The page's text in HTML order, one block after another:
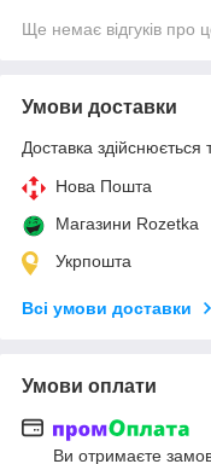
Ще немає відгуків про
Умови доставки
Доставка здійснюється
Нова Пошта
Магазини Rozetka
Укрпошта
Всі умови доставки
Умови оплати
Ви отримаєте